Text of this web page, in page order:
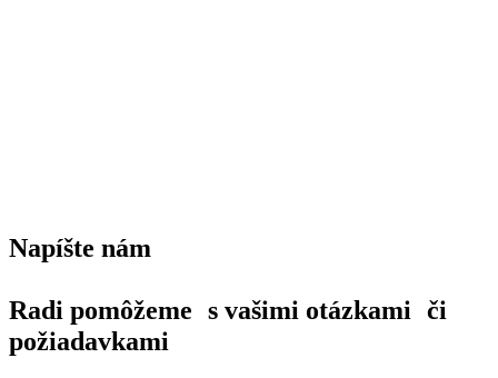
Napíšte nám
Radi pomôžeme s vašimi otázkami či
požiadavkami